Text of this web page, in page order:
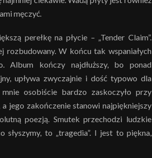
męczyć.
perełkę na płycie – „Tender Claim”.
rozbudowany. W końcu tak wspaniałych
kończy najdłuższy, bo ponad
upływa zwyczajnie i dość typowo dla
osobiście bardzo zaskoczyło przy
jego zakończenie stanowi najpiękniejszy
poezją. Smutek przechodzi ludzkie
słyszymy, to „tragedia”. I jest to piękna,